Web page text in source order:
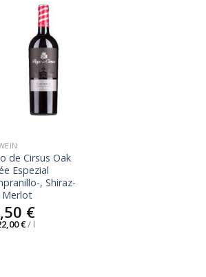
de Cirsus Oak
Espezial
, Shiraz-
Merlot
€
€/ l